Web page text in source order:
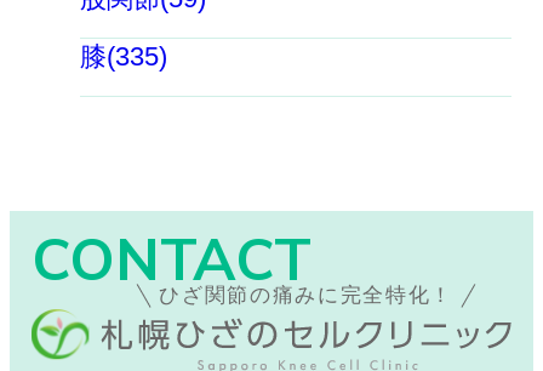
膝(335)
CONTACT
ひざ関節の痛みに完全特化！